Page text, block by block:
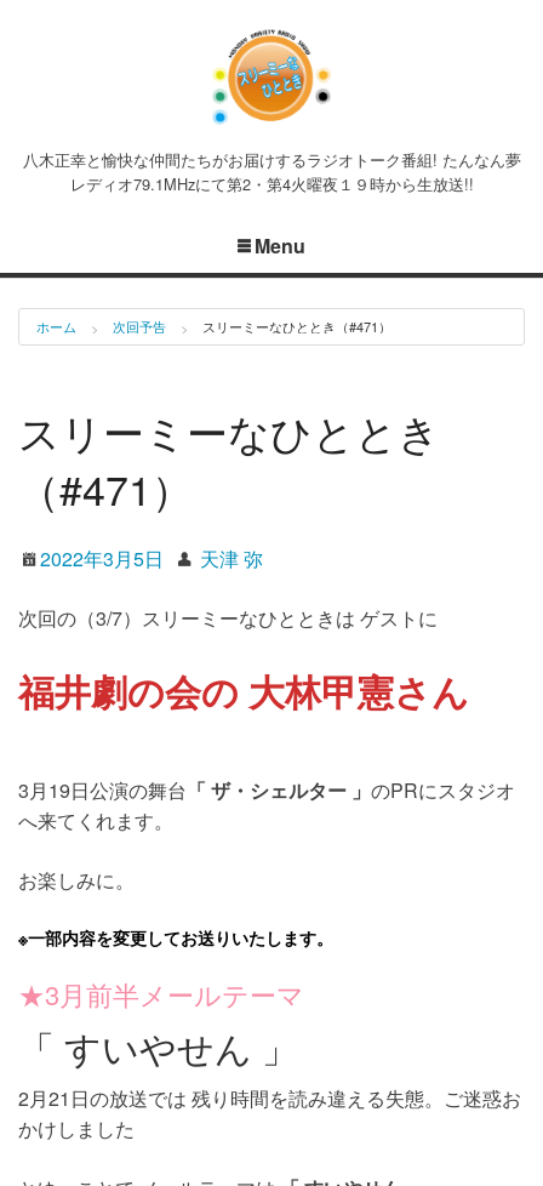
八木正幸と愉快な仲間たちがお届けするラジオトーク番組! たんなん夢
レディオ79.1MHzにて第2・第4火曜夜１９時から生放送!!
Menu
ホーム 次回予告 スリーミーなひととき（#471）
スリーミーなひととき
（#471）
2022年3月5日 天津 弥
次回の（3/7）スリーミーなひとときは ゲストに
福井劇の会の 大林甲憲さん
3月19日公演の舞台 「 ザ・シェルター 」 のPRにスタジオ
へ来てくれます。
お楽しみに。
※一部内容を変更してお送りいたします。
★3月前半メールテーマ
「 すいやせん 」
2月21日の放送では 残り時間を読み違える失態。ご迷惑お
かけしました